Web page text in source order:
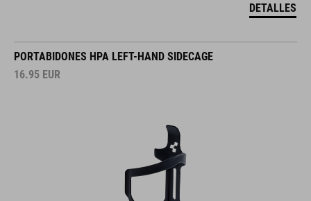
DETALLES
PORTABIDONES HPA LEFT-HAND SIDECAGE
16.95 EUR